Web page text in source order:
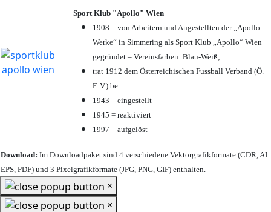
Sport Klub "Apollo" Wien
1908 – von Arbeitern und Angestellten der „Apollo-
Werke“ in Simmering als Sport Klub „Apollo“ Wien
gegründet – Vereinsfarben: Blau-Weiß;
trat 1912 dem Österreichischen Fussball Verband (Ö.
F. V.) be
1943 = eingestellt
1945 = reaktiviert
1997 = aufgelöst
Download: Im Downloadpaket sind 4 verschiedene Vektorgrafikformate (CDR, AI
EPS, PDF) und 3 Pixelgrafikformate (JPG, PNG, GIF) enthalten.
×
×